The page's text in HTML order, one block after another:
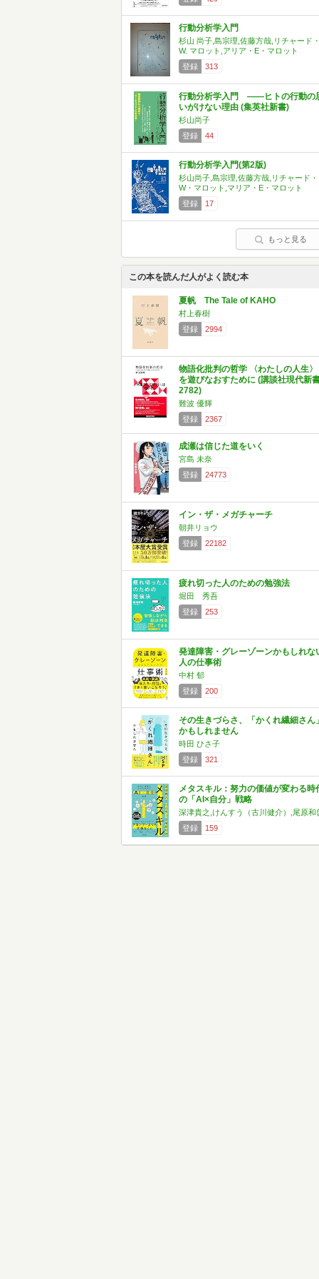
行動分析学入門
杉山 尚子,島宗理,佐藤方哉,リチャード
W. マロット,アリア・E・マロット
登録
313
行動分析学入門 ――ヒトの行動の
いがけない理由 (集英社新書)
杉山尚子
登録
44
行動分析学入門(第2版)
杉山尚子,島宗理,佐藤方哉,リチャード・
W・マロット,マリア・E・マロット
登録
17
もっと見る
この本を読んだ人がよく読む本
夏帆 The Tale of KAHO
村上春樹
登録
2994
物語化批判の哲学 〈わたしの人生〉
を遊びなおすために (講談社現代新
2782)
難波 優輝
登録
2367
成瀬は信じた道をいく
宮島 未奈
登録
24773
イン・ザ・メガチャーチ
朝井リョウ
登録
22182
疲れ切った人のための勉強法
堀田 秀吾
登録
253
発達障害・グレーゾーンかもしれな
人の仕事術
中村 郁
登録
200
その生きづらさ、「かくれ繊細さん
かもしれません
時田 ひさ子
登録
321
メタスキル：努力の価値が変わる時
の「AI×自分」戦略
深津貴之,けんすう（古川健介）,尾原和
登録
159